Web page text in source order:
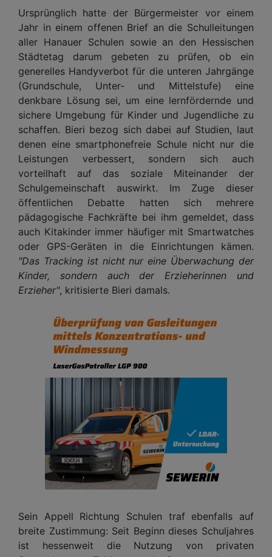
Ursprünglich hatte der Bürgermeister vor einem
Jahr in einem offenen Brief an die Schulleitungen
aller Hanauer Schulen sowie an den Hessischen
Städtetag darum gebeten zu prüfen, ob ein
generelles Handyverbot für die unteren Jahrgänge
(Grundschule, Unter- und Mittelstufe) eine
denkbare Lösung sei, um eine lernfördernde und
sichere Umgebung für Kinder und Jugendliche zu
schaffen. Bieri bezog sich dabei auf Studien, laut
denen eine smartphonefreie Schule nicht nur die
Leistungen verbessert, sondern sich auch
vorteilhaft auf das soziale Miteinander der
Schulgemeinschaft auswirkt. Im Zuge dieser
öffentlichen Debatte hatten sich mehrere
pädagogische Fachkräfte bei ihm gemeldet, dass
auch Kitakinder immer häufiger mit Smartwatches
oder GPS-Geräten in die Einrichtungen kämen.
"Das Tracking ist nicht nur eine Überwachung der
Kinder, sondern auch der Erzieherinnen und
Erzieher", kritisierte Bieri damals.
Sein Appell Richtung Schulen traf ebenfalls auf
breite Zustimmung: Seit Beginn dieses Schuljahres
ist hessenweit die Nutzung von privaten